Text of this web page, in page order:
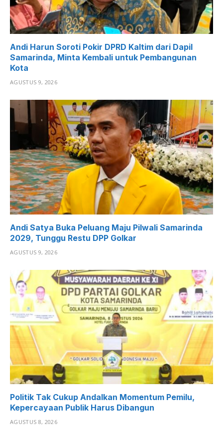
Andi Harun Soroti Pokir DPRD Kaltim dari Dapil
Samarinda, Minta Kembali untuk Pembangunan
Kota
AGUSTUS 9, 2026
Andi Satya Buka Peluang Maju Pilwali Samarinda
2029, Tunggu Restu DPP Golkar
AGUSTUS 9, 2026
Politik Tak Cukup Andalkan Momentum Pemilu,
Kepercayaan Publik Harus Dibangun
AGUSTUS 8, 2026